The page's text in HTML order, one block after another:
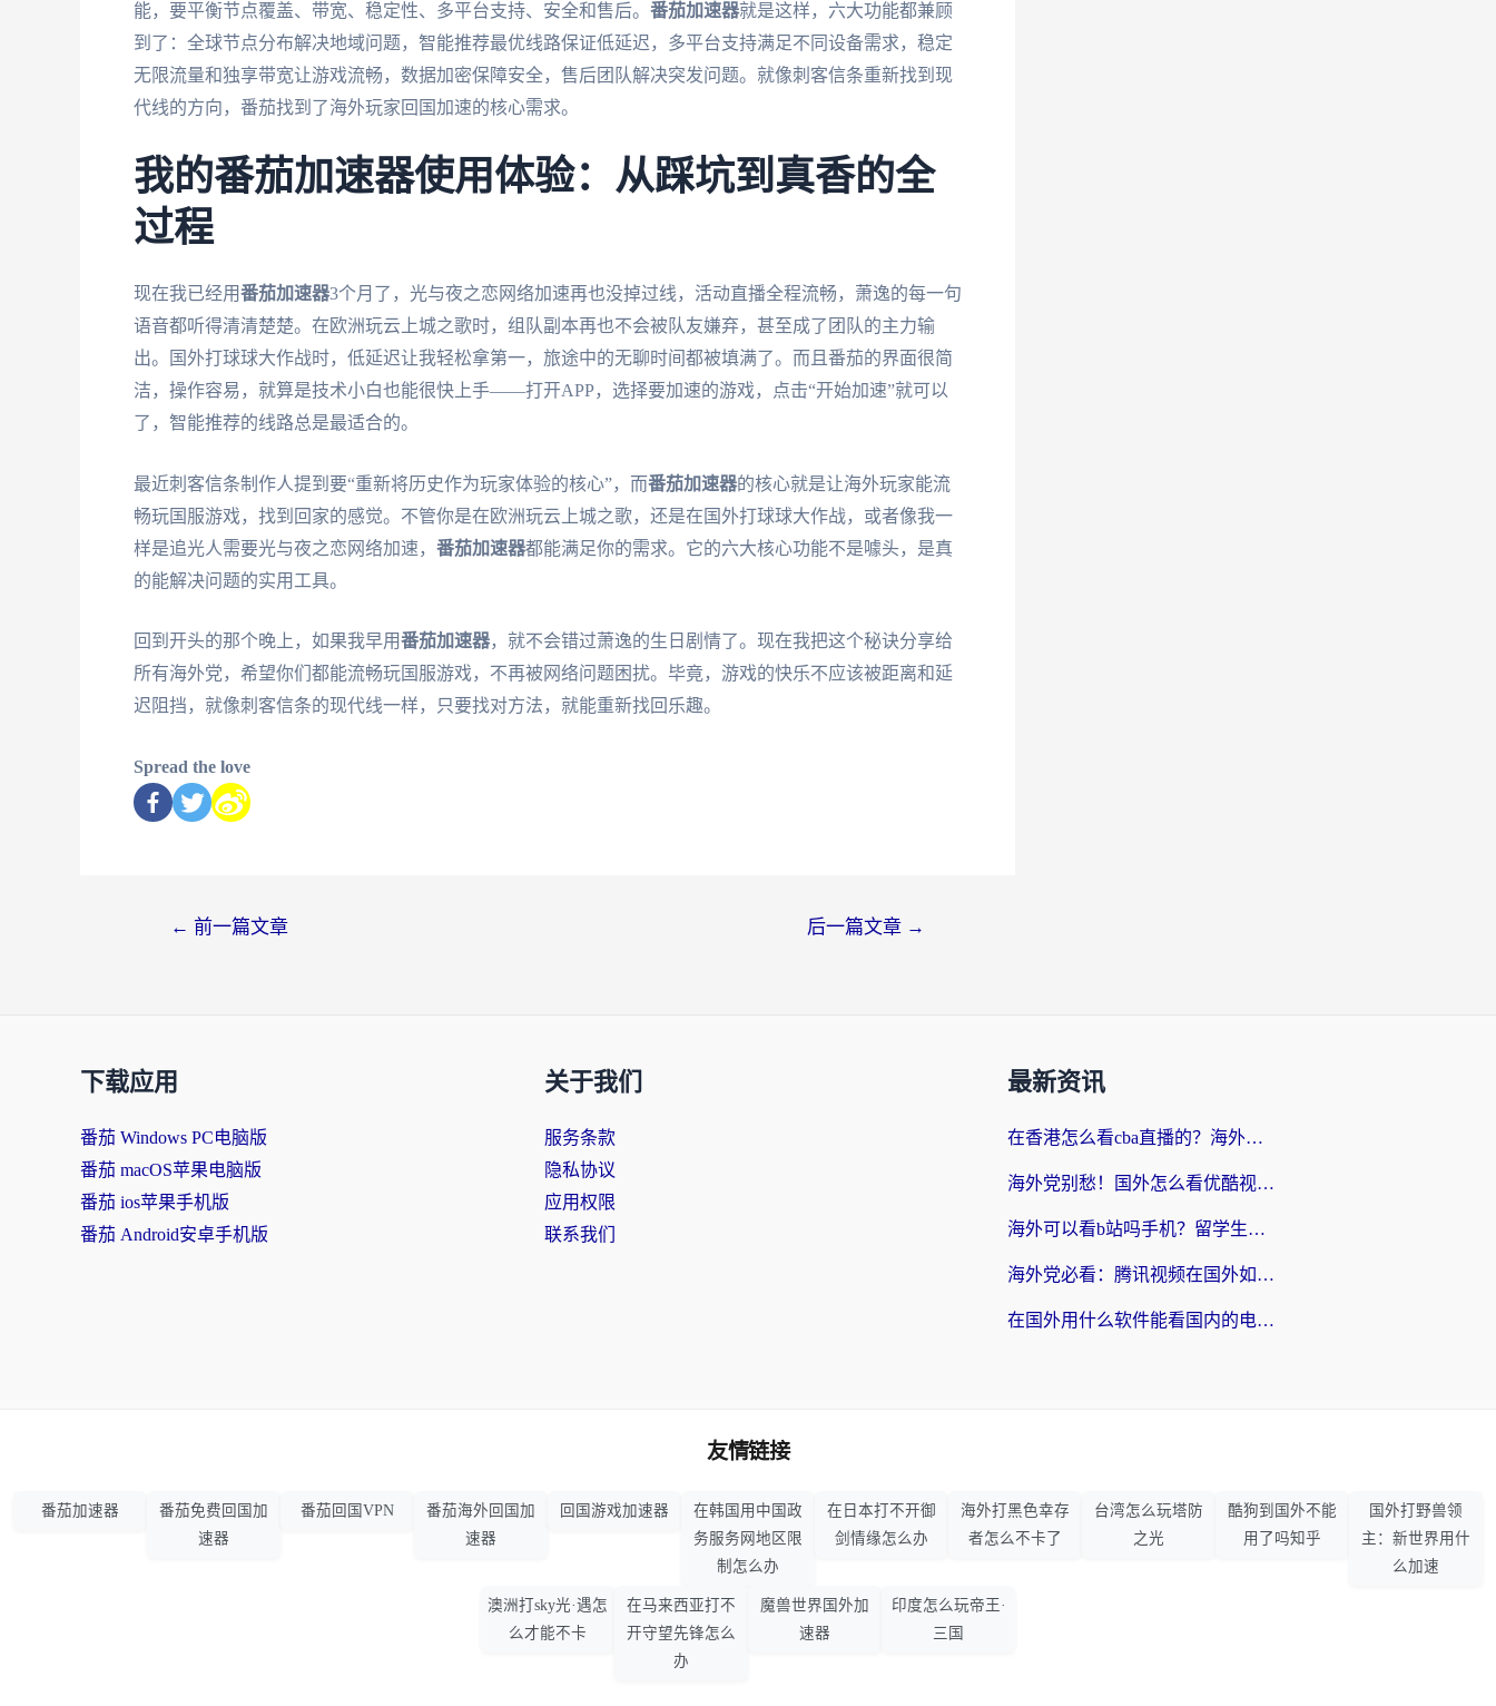
能，要平衡节点覆盖、带宽、稳定性、多平台支持、安全和售后。 番茄加速器就是这样，六大功能都兼顾
到了：全球节点分布解决地域问题，智能推荐最优线路保证低延迟，多平台支持满足不同设备需求，稳定
无限流量和独享带宽让游戏流畅，数据加密保障安全，售后团队解决突发问题。就像刺客信条重新找到现
代线的方向，番茄找到了海外玩家回国加速的核心需求。
我的番茄加速器使用体验：从踩坑到真香的全
过程
现在我已经用番茄加速器3个月了，光与夜之恋网络加速再也没掉过线，活动直播全程流畅，萧逸的每一句
语音都听得清清楚楚。在欧洲玩云上城之歌时，组队副本再也不会被队友嫌弃，甚至成了团队的主力输
出。国外打球球大作战时，低延迟让我轻松拿第一，旅途中的无聊时间都被填满了。而且番茄的界面很简
洁，操作容易，就算是技术小白也能很快上手——打开APP，选择要加速的游戏，点击“开始加速”就可以
了，智能推荐的线路总是最适合的。
最近刺客信条制作人提到要“重新将历史作为玩家体验的核心”，而番茄加速器的核心就是让海外玩家能流
畅玩国服游戏，找到回家的感觉。不管你是在欧洲玩云上城之歌，还是在国外打球球大作战，或者像我一
样是追光人需要光与夜之恋网络加速， 番茄加速器都能满足你的需求。它的六大核心功能不是噱头，是真
的能解决问题的实用工具。
回到开头的那个晚上，如果我早用番茄加速器，就不会错过萧逸的生日剧情了。现在我把这个秘诀分享给
所有海外党，希望你们都能流畅玩国服游戏，不再被网络问题困扰。毕竟，游戏的快乐不应该被距离和延
迟阻挡，就像刺客信条的现代线一样，只要找对方法，就能重新找回乐趣。
Spread the love
← 前一篇文章 后一篇文章 →
下载应用
番茄 Windows PC电脑版
番茄 macOS苹果电脑版
番茄 ios苹果手机版
番茄 Android安卓手机版
关于我们
服务条款
隐私协议
应用权限
联系我们
最新资讯
在香港怎么看cba直播的？海外党体育观赛终极指南：告别版权限制，畅享中文解说
海外党别愁！国外怎么看优酷视频？一招解决追剧、看直播难题
海外可以看b站吗手机？留学生亲测有效的回国加速指南
海外党必看：腾讯视频在国外如何解除地域限制？附优酷咪咕使用指南
在国外用什么软件能看国内的电视剧啊？留学生亲测有效的回国加速方案
友情链接
番茄加速器
番茄免费回国加
速器
番茄回国VPN
番茄海外回国加
速器
回国游戏加速器
在韩国用中国政
务服务网地区限
制怎么办
在日本打不开御
剑情缘怎么办
海外打黑色幸存
者怎么不卡了
台湾怎么玩塔防
之光
酷狗到国外不能
用了吗知乎
国外打野兽领
主：新世界用什
么加速
澳洲打sky光·遇怎
么才能不卡
在马来西亚打不
开守望先锋怎么
办
魔兽世界国外加
速器
印度怎么玩帝王·
三国